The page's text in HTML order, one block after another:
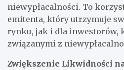
niewypłacalności. To
emitenta, który utrzymuje
rynku, jak i dla inwestorów,
związanymi z
Zwiększenie Likwidności